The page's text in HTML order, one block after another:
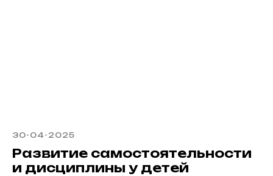
30-04-2025
Развитие самостоятельности
и дисциплины у детей